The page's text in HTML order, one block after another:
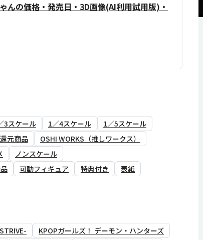
んの価格・発売日・3D画像(AI利用試用版)・
3スケール 1／4スケール
1／5スケール
元商品
OSHI WORKS（推しワークス）
ノンスケール
可動フィギュア 特典付き 表紙
KPOPガールズ！ デーモン・ハンターズ